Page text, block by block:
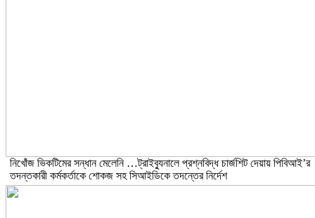
নিখোঁজ ভিকটিমের সন্ধান মেলেনি …ট্রাইব্যুনালে প্রশ্নবিদ্ধ চার্জশিট দেয়ায় পিবিআই’র
তদন্তকারী কর্মকর্তাকে শোকজ সহ সিআইডিকে তদন্তের নির্দেশ